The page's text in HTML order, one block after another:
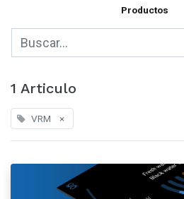
Productos
1 Articulo
VRM ×